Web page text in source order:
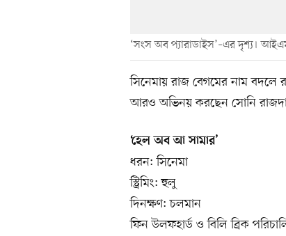
‘সংস অব প্যারাডাইস’–এর দৃশ্য।
সিনেমায় রাজ বেগমের নাম বদলে
আরও অভিনয় করছেন সোনি
‘হেল অব আ সামার’
ধরন: সিনেমা
স্ট্রিমিং: হুলু
দিনক্ষণ: চলমান
ফিন উলফহার্ড ও বিলি ব্রিক